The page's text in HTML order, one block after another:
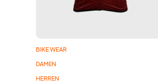
BIKE WEAR
DAMEN
HERREN